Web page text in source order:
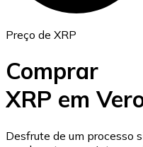
USD Coin
Preço de XRP
Comprar
XRP em
Desfrute de um processo